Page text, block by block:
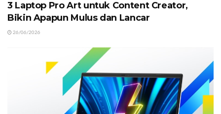
3 Laptop Pro Art untuk Content Creator,
Bikin Apapun Mulus dan Lancar
26/06/2026